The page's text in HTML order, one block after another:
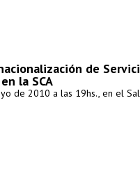
de
la SCA
de 2010 a las 19hs., en el